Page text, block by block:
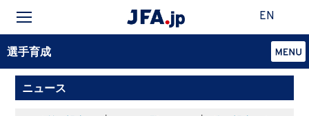
EN
選手育成
ニュース